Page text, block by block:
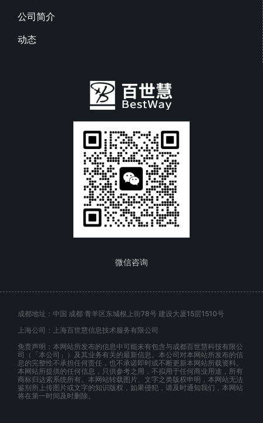
公司简介
动态
微信咨询
成都地址：中国 成都 青羊区东城根上街78号 建设大厦15层1510号
上海公司：上海百世慧信息技术服务有限公司
免责声明：本网站所发布的信息中可能未有包含与成都百世慧科技有限公
司（「本公司」）及其业务有关的最新信息。本公司对本网站所发布的信
息的完整性不承担任何责任，也不承诺即时或不断更新本网站所载资料。
本网站所提供的任何信息，只供参考之用，不拟用于任何商业用途，所有
商标归达索系统所有。本网站转载图片、文字之类版权申明，本网站无法
鉴别所上传图片或文字的知识版权，如果侵犯，请及时通知我们，本网站
将在第一时间及时删除。